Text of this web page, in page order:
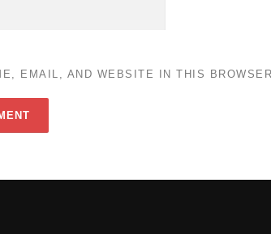
EMAIL, AND WEBSITE IN THIS